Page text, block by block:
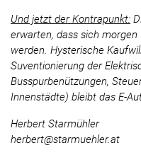
Und jetzt der Kontrapunkt:
erwarten, dass sich morgen
werden. Hysterische
Suventionierung der
Busspurbenützungen,
Innenstädte) bleibt das E-
Herbert Starmühler
herbert@starmuehler.at